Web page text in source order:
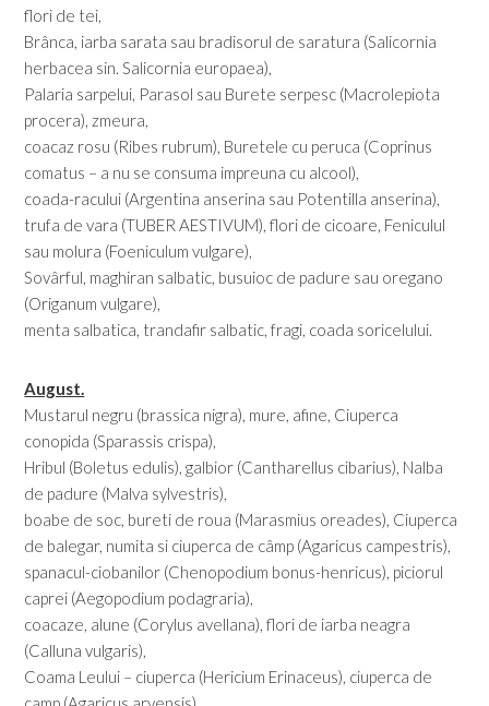
flori de tei,
Brânca, iarba sarata sau bradisorul de saratura (Salicornia
herbacea sin. Salicornia europaea),
Palaria sarpelui, Parasol sau Burete serpesc (Macrolepiota
procera), zmeura,
coacaz rosu (Ribes rubrum), Buretele cu peruca (Coprinus
comatus – a nu se consuma impreuna cu alcool),
coada-racului (Argentina anserina sau Potentilla anserina),
trufa de vara (TUBER AESTIVUM), flori de cicoare, Feniculul
sau molura (Foeniculum vulgare),
Sovârful, maghiran salbatic, busuioc de padure sau oregano
(Origanum vulgare),
menta salbatica, trandafir salbatic, fragi, coada soricelului.
August.
Mustarul negru (brassica nigra), mure, afine, Ciuperca
conopida (Sparassis crispa),
Hribul (Boletus edulis), galbior (Cantharellus cibarius), Nalba
de padure (Malva sylvestris),
boabe de soc, bureti de roua (Marasmius oreades), Ciuperca
de balegar, numita si ciuperca de câmp (Agaricus campestris),
spanacul-ciobanilor (Chenopodium bonus-henricus), piciorul
caprei (Aegopodium podagraria),
coacaze, alune (Corylus avellana), flori de iarba neagra
(Calluna vulgaris),
Coama Leului – ciuperca (Hericium Erinaceus), ciuperca de